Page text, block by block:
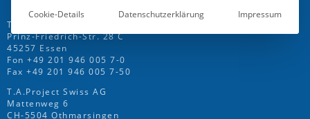
T.A.Project GmbH
Prinz-Friedrich-Str. 28 C
45257 Essen
Fon +49 201 946 005 7-0
Fax +49 201 946 005 7-50
T.A.Project Swiss AG
Mattenweg 6
CH-5504 Othmarsingen
Cookie-Details Datenschutzerklärung Impressum